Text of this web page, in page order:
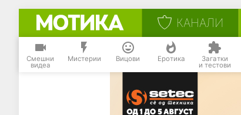
КАНАЛИ
Смешни
видеа
Мистерии Вицови Еротика Загатки
и тестови